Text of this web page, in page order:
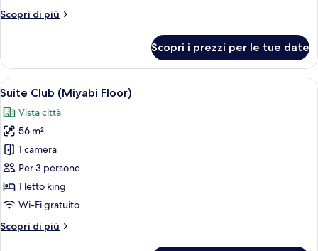
king
Floor)
Scopri di più
Altri
Deluxe,
letto
(Rei
Premium
Floor)
Scopri i prezzi per le tue date
Apri
tutte
le
foto
per
Suite
Club
(Miyabi
Una camera d'hotel moderna con
25
Suite Club (Miyabi Floor)
Vista città
56 m²
1 camera
Per 3 persone
1 letto king
Wi-Fi gratuito
Scopri di più
Altri